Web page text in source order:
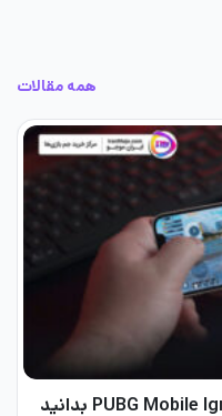
همه مقالات